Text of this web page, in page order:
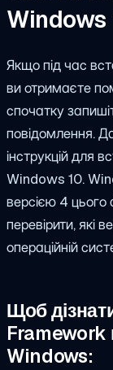
Windows
Якщо під час
ви отримаєте
спочатку
повідомлення.
інструкцій для
Windows 10.
версією 4
перевірити, які
операційній
Щоб
Framework
Windows: